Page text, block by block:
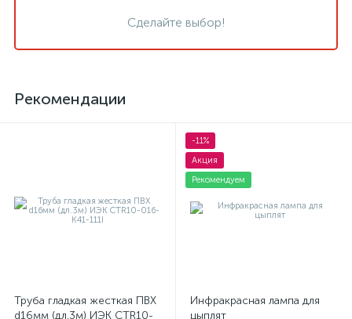
Сделайте выбор!
Рекомендации
Труба гладкая жесткая ПВХ
d16мм (дл.3м) ИЭК CTR10-
-11%
Акция
Рекомендуем
Инфракрасная лампа для
цыплят